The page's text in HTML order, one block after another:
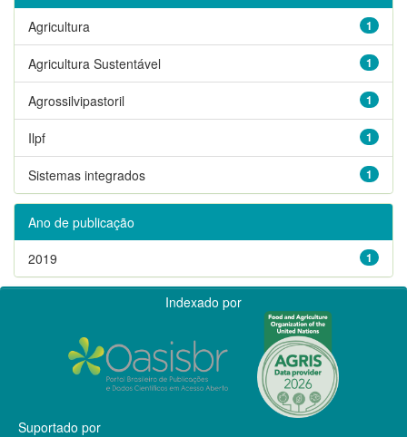
1
Agricultura
1
Agricultura Sustentável
1
Agrossilvipastoril
1
Ilpf
1
Sistemas integrados
Ano de publicação
1
2019
Indexado por
Suportado por